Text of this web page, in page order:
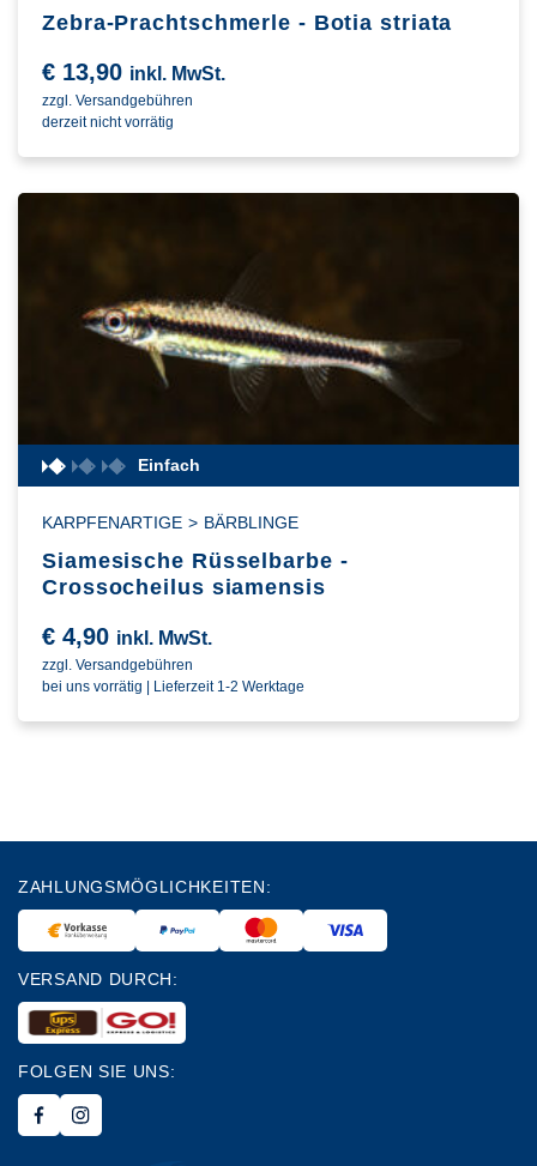
Zebra-Prachtschmerle - Botia striata
€ 13,90 inkl. MwSt.
zzgl. Versandgebühren
derzeit nicht vorrätig
Einfach
KARPFENARTIGE > BÄRBLINGE
Siamesische Rüsselbarbe -
Crossocheilus siamensis
€ 4,90 inkl. MwSt.
zzgl. Versandgebühren
bei uns vorrätig | Lieferzeit 1-2 Werktage
ZAHLUNGSMÖGLICHKEITEN:
VERSAND DURCH:
FOLGEN SIE UNS: